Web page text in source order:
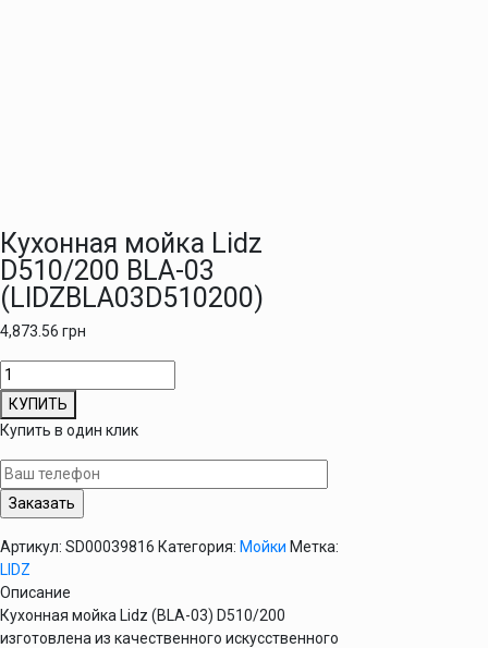
Кухонная мойка Lidz
D510/200 BLA-03
(LIDZBLA03D510200)
4,873.56 грн
Количество
товара
Кухонная
мойка
Lidz
D510/200
BLA-
(LIDZBLA03D510200)
КУПИТЬ
Купить в один клик
Артикул: SD00039816 Категория: Мойки Метка:
LIDZ
Описание
Кухонная мойка Lidz (BLA-03) D510/200
изготовлена из качественного искусственного